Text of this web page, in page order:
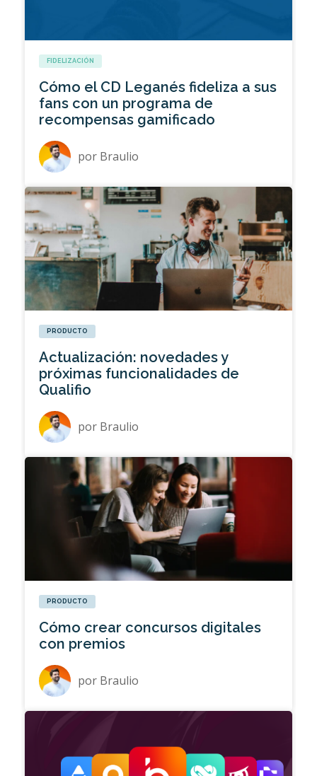
FIDELIZACIÓN
Cómo el CD Leganés fideliza a sus
fans con un programa de
recompensas gamificado
por Braulio
PRODUCTO
Actualización: novedades y
próximas funcionalidades de
Qualifio
por Braulio
PRODUCTO
Cómo crear concursos digitales
con premios
por Braulio